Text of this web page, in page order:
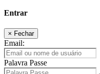
Entrar
× Fechar
Email:
Palavra Passe